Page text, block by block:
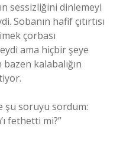
sessizliğini dinlemeyi
Sobanın hafif çıtırtısı
çorbası
ama hiçbir şeye
kalabalığın
şu soruyu sordum:
fethetti mi?”